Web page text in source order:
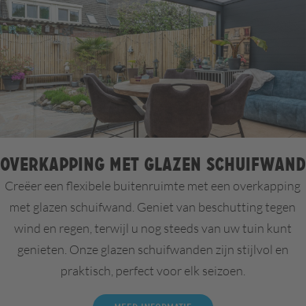
Overkapping met glazen schuifwand
Creëer een flexibele buitenruimte met een overkapping
met glazen schuifwand. Geniet van beschutting tegen
wind en regen, terwijl u nog steeds van uw tuin kunt
genieten. Onze glazen schuifwanden zijn stijlvol en
praktisch, perfect voor elk seizoen.